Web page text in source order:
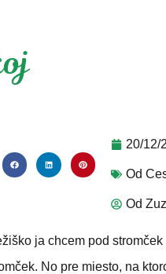
20/12/
Od
Od
ja chcem pod
No pre miesto, na